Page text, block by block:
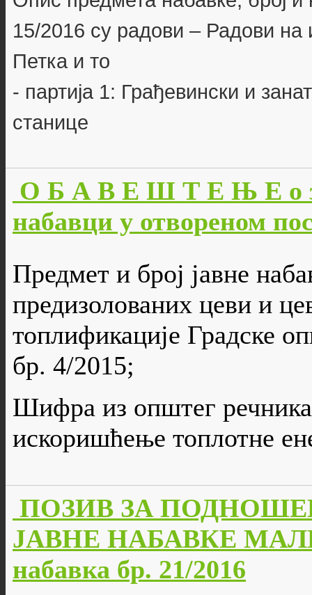
15/2016 су радови – Радови
Петка и то
- партија 1: Грађевински и
станице
О Б А В Е Ш Т Е Њ Е о
набавци у отвореном
Предмет и број јавне
предизолованих цеви и
топлификације Градске
бр. 4/2015;
Шифра из општег
искоришћење топлотне
ПОЗИВ ЗА
ЈАВНЕ НАБАВКЕ
набавка бр. 21/2016